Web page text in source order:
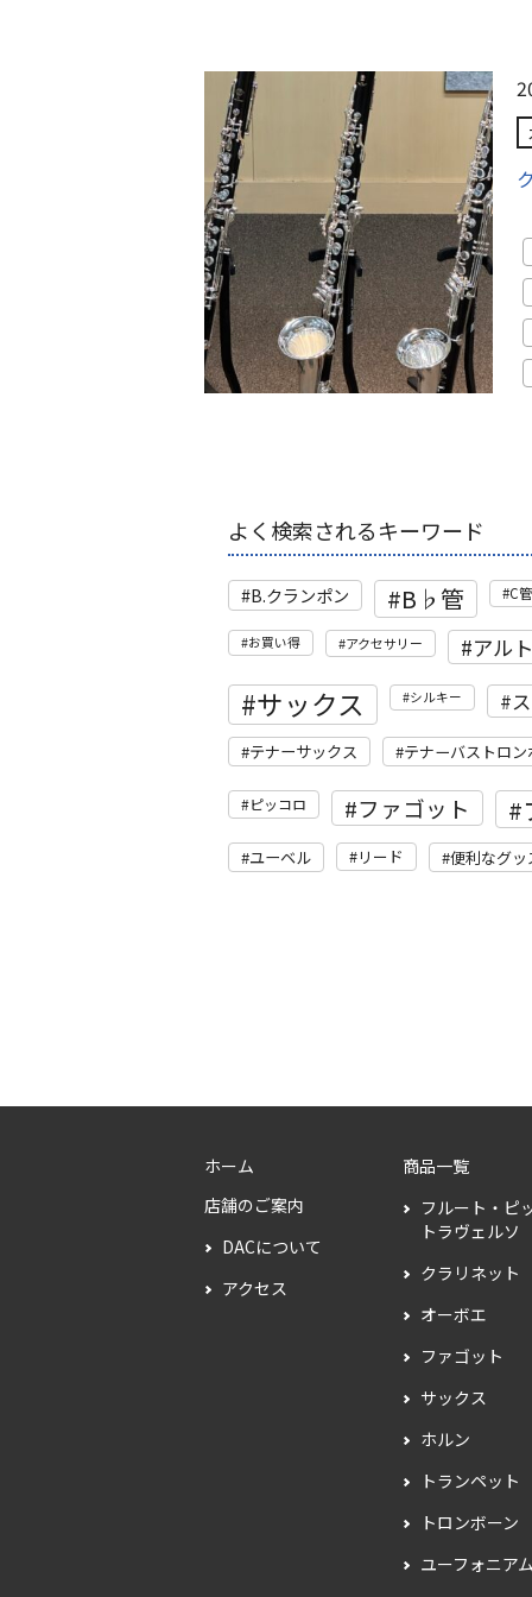
よく検索されるキーワード
B.クランポン B♭管 C管
お買い得 アクセサリー アル
サックス シルキー
テナーサックス テナーバストロン
ピッコロ ファゴット
ユーベル リード 便利なグッ
ホーム
店舗のご案内
DACについて
アクセス
商品一覧
フルート・ピ
トラヴェルソ
クラリネット
オーボエ
ファゴット
サックス
ホルン
トランペット
トロンボーン
ユーフォニア